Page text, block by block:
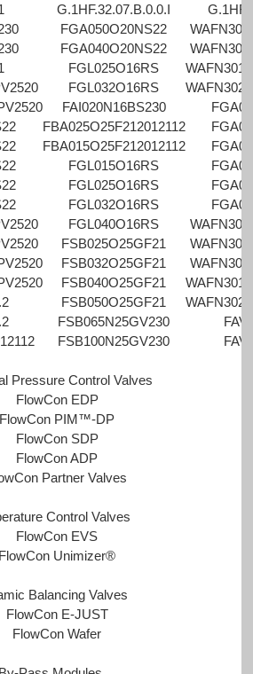
G.1HF.32.07.B.0.0.I
FGA050O20NS22
FGA040O20NS22
FGL025O16RS
FGL032O16RS
FAI020N16BS230
FBA025O25F212012112
FBA015O25F212012112
FGL015O16RS
FGL025O16RS
FGL032O16RS
FGL040O16RS
FSB025O25GF21
FSB032O25GF21
FSB040O25GF21
FSB050O25GF21
FSB065N25GV230
FSB100N25GV230
Pressure Control Valves
FlowCon EDP
PIM™-DP
FlowCon SDP
FlowCon ADP
Partner Valves
Control Valves
FlowCon EVS
Unimizer®
Balancing Valves
FlowCon E-JUST
FlowCon Wafer